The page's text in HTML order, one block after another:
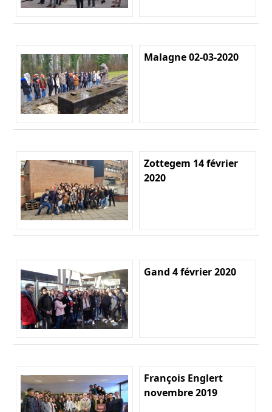
Malagne 02-03-2020
Zottegem 14 février
2020
Gand 4 février 2020
François Englert
novembre 2019